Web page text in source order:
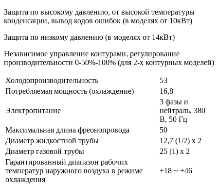
Защита по высокому давлению, от высокой температуры
конденсации, вывод кодов ошибок (в моделях от 10кВт)
Защита по низкому давлению (в моделях от 14кВт)
Независимое управление контурами, регулирование
производительности 0-50%-100% (для 2-х контурных моделей)
Холодопроизводительность
53
Потребляемая мощность (охлаждение)
16,8
Электропитание
3 фазы и
нейтраль, 380
В, 50 Гц
Максимальная длина фреонопровода
50
Диаметр жидкостной трубы
12,7 (1/2) х 2
Диаметр газовой трубы
25 (1) х 2
Гарантированный диапазон рабочих
температур наружного воздуха в режиме
охлаждения
+18 ~ +46